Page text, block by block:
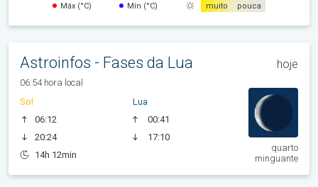
Máx (°C) Mín (°C) muito pouca
Astroinfos - Fases da Lua hoje
06:54 hora local
Sol
06:12
20:24
14h 12min
Lua
00:41
17:10
quarto
minguante